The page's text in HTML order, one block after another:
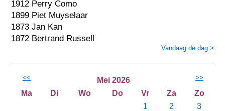
1912 Perry Como
1899 Piet Muyselaar
1873 Jan Kan
1872 Bertrand Russell
Vandaag de dag >
<< Mei 2026 >>
Ma Di Wo Do Vr Za
Zo
1
2
3